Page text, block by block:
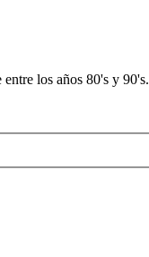
los años 80's y 90's.